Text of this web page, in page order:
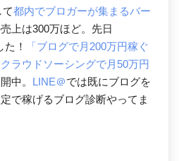
都内でブロガーが集まるバー
上は300万ほど。先日
！
「ブログで月200万円稼ぐ
クラウドソーシングで月50万円
中。 LINE＠では既にブログを
で稼げるブログ診断やってま